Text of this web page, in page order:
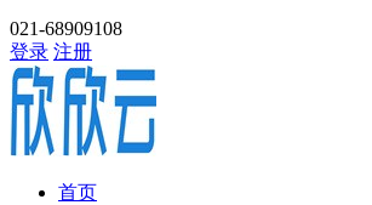
021-68909108
登录 注册
首页